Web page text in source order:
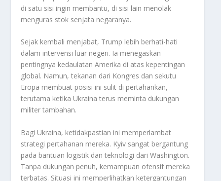
di satu sisi ingin membantu, di sisi lain menolak
menguras stok senjata negaranya.
Sejak kembali menjabat, Trump lebih berhati-hati
dalam intervensi luar negeri. Ia menegaskan
pentingnya kedaulatan Amerika di atas kepentingan
global. Namun, tekanan dari Kongres dan sekutu
Eropa membuat posisi ini sulit di pertahankan,
terutama ketika Ukraina terus meminta dukungan
militer tambahan.
Bagi Ukraina, ketidakpastian ini memperlambat
strategi pertahanan mereka. Kyiv sangat bergantung
pada bantuan logistik dan teknologi dari Washington.
Tanpa dukungan penuh, kemampuan ofensif mereka
terbatas. Situasi ini memperlihatkan ketergantungan